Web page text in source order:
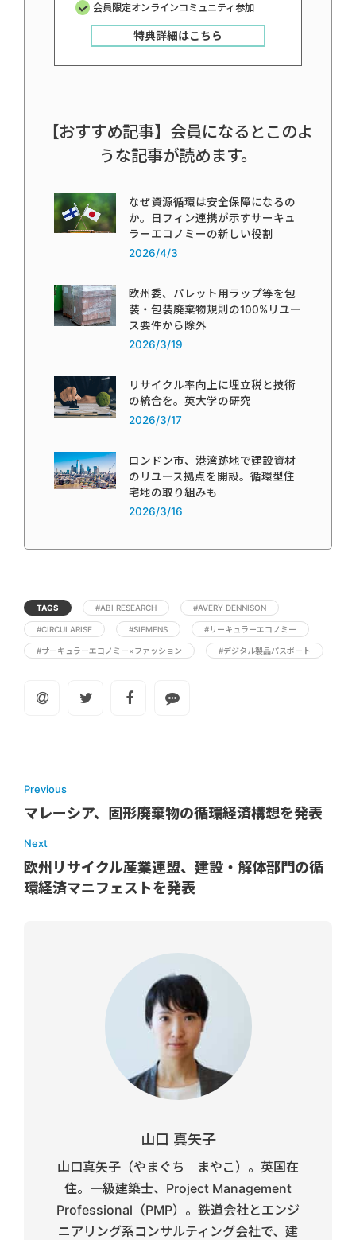
会員限定オンラインコミュニティ参加
特典詳細はこちら
【おすすめ記事】会員になるとこのよ
うな記事が読めます。
なぜ資源循環は安全保障になるの
か。日フィン連携が示すサーキュ
ラーエコノミーの新しい役割
2026/4/3
欧州委、パレット用ラップ等を包
装・包装廃棄物規則の100%リユー
ス要件から除外
2026/3/19
リサイクル率向上に埋立税と技術
の統合を。英大学の研究
2026/3/17
ロンドン市、港湾跡地で建設資材
のリユース拠点を開設。循環型住
宅地の取り組みも
2026/3/16
TAGS #ABI RESEARCH #AVERY DENNISON
#CIRCULARISE #SIEMENS #サーキュラーエコノミー
#サーキュラーエコノミー×ファッション #デジタル製品パスポート
Previous
マレーシア、固形廃棄物の循環経済構想を発表
Next
欧州リサイクル産業連盟、建設・解体部門の循
環経済マニフェストを発表
山口 真矢子
山口真矢子（やまぐち まやこ）。英国在
住。一級建築士、Project Management
Professional（PMP）。鉄道会社とエンジ
ニアリング系コンサルティング会社で、建